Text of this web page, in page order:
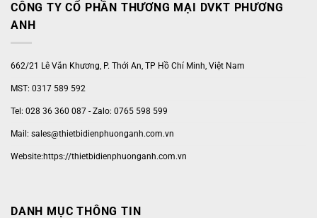
CÔNG TY CỔ PHẦN THƯƠNG MẠI DVKT PHƯƠNG
ANH
662/21 Lê Văn Khương, P. Thới An, TP Hồ Chí Minh, Việt Nam
MST: 0317 589 592
Tel: 028 36 360 087 - Zalo: 0765 598 599
Mail: sales@thietbidienphuonganh.com.vn
Website:https://thietbidienphuonganh.com.vn
DANH MỤC THÔNG TIN